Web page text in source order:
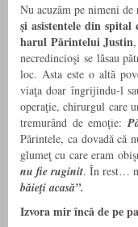
Nu acuzăm pe nimeni de
şi asistentele din
harul Părintelui Justin
necredincioşi se lăsau
loc. Asta este o altă
viaţa doar îngrijindu-l
operaţie, chirurgul care
tremurând de emoţie:
Părintele, ca dovadă că
glumeţ cu care eram
nu fieruginit. În rest…
băieţi acasă”.
Izvora mir încă de pe